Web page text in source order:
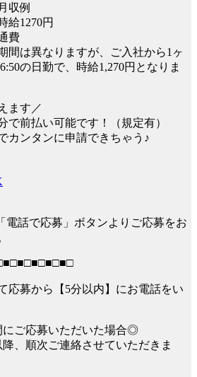
収例
給1270円
費
間は異なりますが、ご入社から1ヶ
の日勤で、時給1,270円となりま
ます／
で前払い可能です！（規定有）
カンタンに申請できちゃう♪
電話で応募」ボタンよりご応募をお
応募から【5分以内】にお電話をい
ご応募いただいた場合◎
、順次ご連絡させていただきま